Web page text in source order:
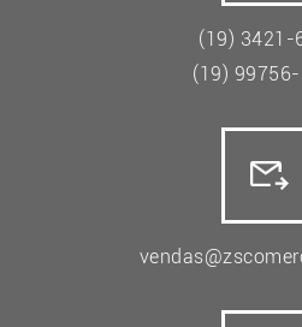
(19) 3421-
(19)